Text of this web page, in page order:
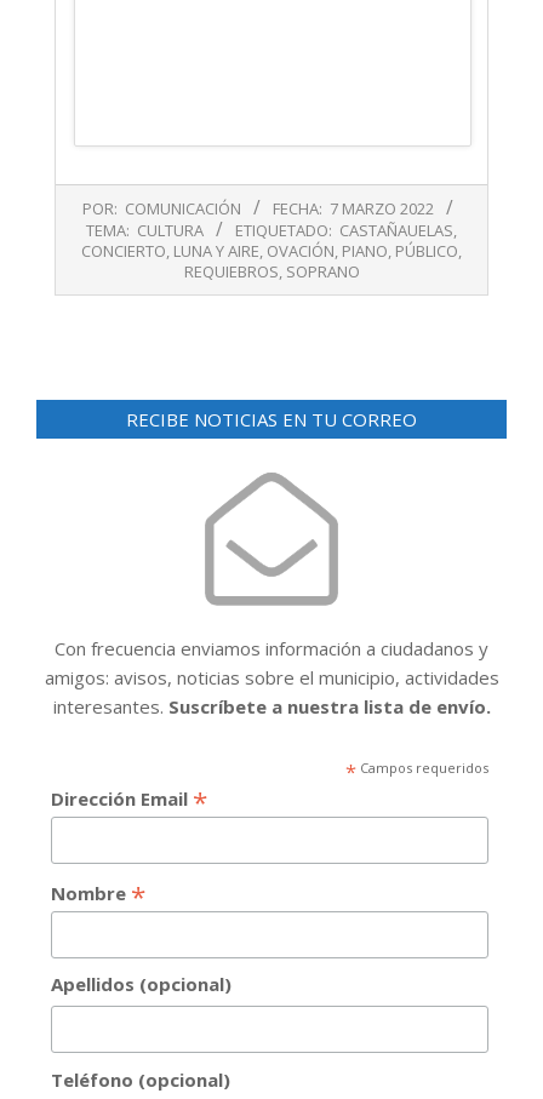
POR: COMUNICACIÓN FECHA: 7 MARZO 2022
TEMA: CULTURA ETIQUETADO: CASTAÑAUELAS,
CONCIERTO, LUNA Y AIRE, OVACIÓN, PIANO, PÚBLICO,
REQUIEBROS, SOPRANO
RECIBE NOTICIAS EN TU CORREO
Con frecuencia enviamos información a ciudadanos y
amigos: avisos, noticias sobre el municipio, actividades
interesantes. Suscríbete a nuestra lista de envío.
*Campos requeridos
Dirección Email *
Nombre *
Apellidos (opcional)
Teléfono (opcional)